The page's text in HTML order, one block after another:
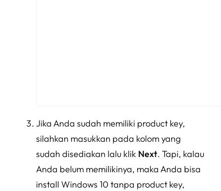
Jika Anda sudah memiliki product key,
silahkan masukkan pada kolom yang
sudah disediakan lalu klik Next. Tapi, kalau
Anda belum memilikinya, maka Anda bisa
install Windows 10 tanpa product key,